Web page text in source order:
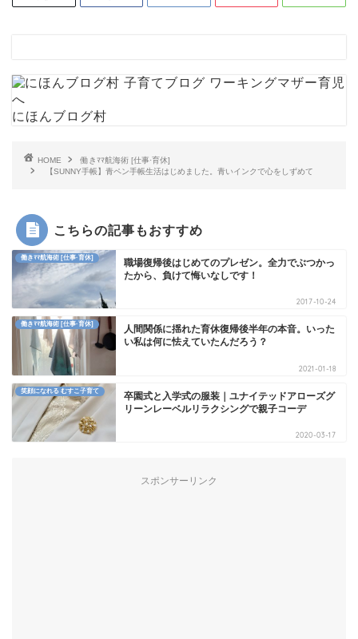
にほんブログ村
HOME
働きﾏﾏ航海術 [仕事·育休]
【SUNNY手帳】青ペン手帳生活はじめました。青いインクで心をしずめて
こちらの記事もおすすめ
働きﾏﾏ航海術 [仕事·育休]
職場復帰後はじめてのプレゼン。全力でぶつかっ
たから、負けて悔いなしです！
2017-10-24
働きﾏﾏ航海術 [仕事·育休]
人間関係に揺れた育休復帰後半年の本音。いった
い私は何に怯えていたんだろう？
2021-01-18
笑顔になれる むすこ子育て
卒園式と入学式の服装｜ユナイテッドアローズグ
リーンレーベルリラクシングで親子コーデ
2020-03-17
スポンサーリンク